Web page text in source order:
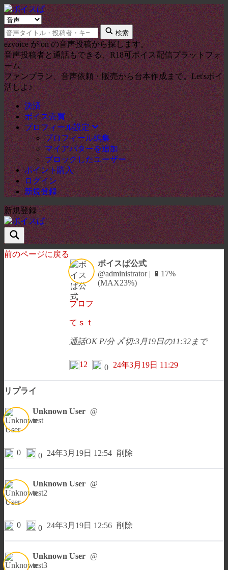
検
索
タ
イ
プ
キ
ー
ワ
ー
ド
検索
ezvoice が on の音声投稿から探します。
音声投稿者と通話もできる、R18可ボイス配信プラットフォ
ーム
ファンプラン、音声依頼・販売から台本作成まで。Let'sボイ
活しよ♪
決済
ボイス売買
プロフィール設定
プロフィール編集
マイアバターを追加
ブロックしたユーザー
ポイント購入
ログイン
新規登録
新規登録
前のページに戻る
プロフ
ボイスぱ公式
@administrator | 📱17%
(MAX23%)
てｓｔ
通話OK P/分 〆切:3月19日の11:32まで
12 0 24年3月19日 11:29
リプライ
Unknown User @
test
0 0 24年3月19日 12:54 削除
Unknown User @
test2
0 0 24年3月19日 12:56 削除
Unknown User @
test3